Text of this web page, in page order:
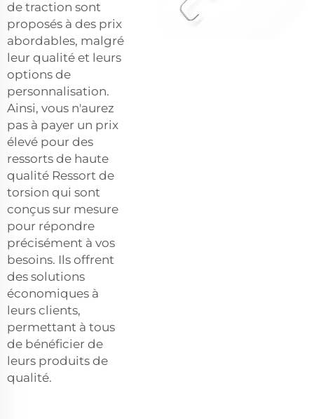
de traction sont
proposés à des prix
abordables, malgré
leur qualité et leurs
options de
personnalisation.
Ainsi, vous n'aurez
pas à payer un prix
élevé pour des
ressorts de haute
qualité Ressort de
torsion qui sont
conçus sur mesure
pour répondre
précisément à vos
besoins. Ils offrent
des solutions
économiques à
leurs clients,
permettant à tous
de bénéficier de
leurs produits de
qualité.